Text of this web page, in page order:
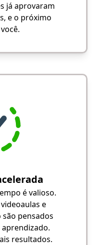
já aprovaram
e o próximo
é valioso.
e
pensados
resultados.